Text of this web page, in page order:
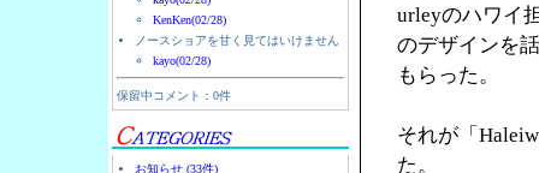
KenKen(02/28)
ノースショアを甘く見てはいけません
kayo(02/28)
保留中コメント：0件
お知らせ (33件)
urleyのハワイ
のデザインを
もらった。
それが「
た。